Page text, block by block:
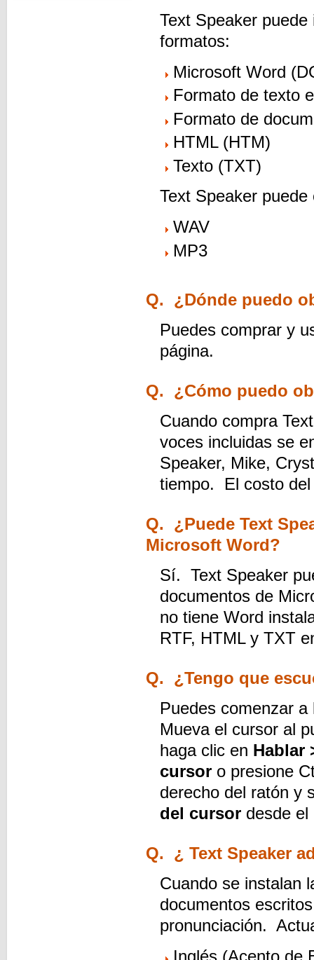
Text Speaker
formatos:
Microsoft Word
Formato de texto
Formato de
HTML (HTM)
Texto (TXT)
Text Speaker
WAV
MP3
Q. ¿Dónde puedo
Puedes comprar y
página.
Q. ¿Cómo puedo
Cuando compra
voces incluidas se
Speaker, Mike,
tiempo. El costo
Q. ¿Puede Text
Microsoft Word?
Sí. Text Speaker
documentos de
no tiene Word
RTF, HTML y TXT
Q. ¿Tengo que
Puedes comenzar
Mueva el cursor al
haga clic en Hablar
cursor o presione
derecho del ratón y
del cursor desde
Q. ¿ Text Speaker
Cuando se instalan
documentos
pronunciación.
Inglés (Acento de